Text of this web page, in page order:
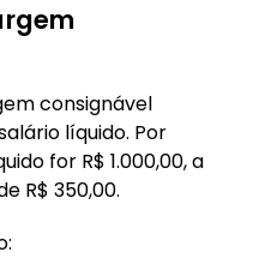
consignável
líquido. Por
for R$ 1.000,00, a
R$ 350,00.